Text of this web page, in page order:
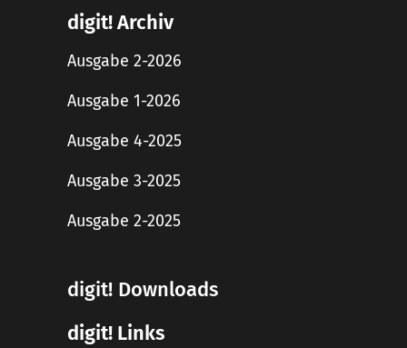
digit! Archiv
Ausgabe 2-2026
Ausgabe 1-2026
Ausgabe 4-2025
Ausgabe 3-2025
Ausgabe 2-2025
digit! Downloads
digit! Links